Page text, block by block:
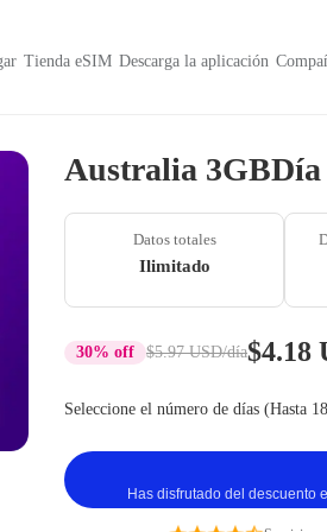
Tienda eSIM Descarga la aplicación
Australia
Datos totales
Ilimitado
30% off $5.97 USD/día$4.18
Seleccione el número de días (Hasta
Has disfrutado del descuento